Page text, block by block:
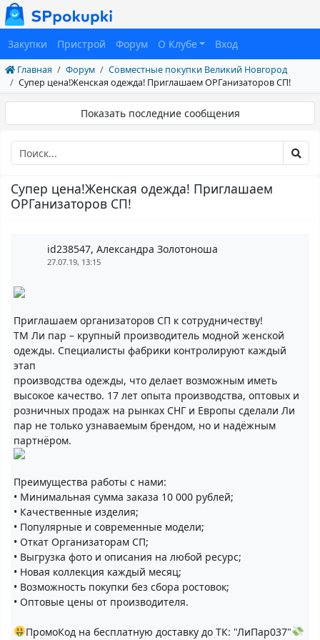
Закупки Пристрой Форум О Клубе Вход
Главная Форум
Совместные покупки Великий Новгород
Супер цена!Женская одежда! Приглашаем ОРГанизаторов СП!
Показать последние сообщения
Супер цена!Женская одежда! Приглашаем
ОРГанизаторов СП!
id238547, Александра Золотоноша
27.07.19, 13:15
Приглашаем организаторов СП к сотрудничеству!
ТМ Ли пар – крупный производитель модной женской
одежды. Специалисты фабрики контролируют каждый
этап
производства одежды, что делает возможным иметь
высокое качество. 17 лет опыта производства, оптовых и
розничных продаж на рынках СНГ и Европы сделали Ли
пар не только узнаваемым брендом, но и надёжным
партнёром.
Преимущества работы с нами:
• Минимальная сумма заказа 10 000 рублей;
• Качественные изделия;
• Популярные и современные модели;
• Откат Организаторам СП;
• Выгрузка фото и описания на любой ресурс;
• Новая коллекция каждый месяц;
• Возможность покупки без сбора ростовок;
• Оптовые цены от производителя.
ПромоКод на бесплатную доставку до ТК: "ЛиПар037"